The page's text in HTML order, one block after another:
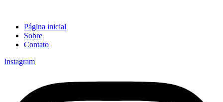
Página inicial
Sobre
Contato
Instagram